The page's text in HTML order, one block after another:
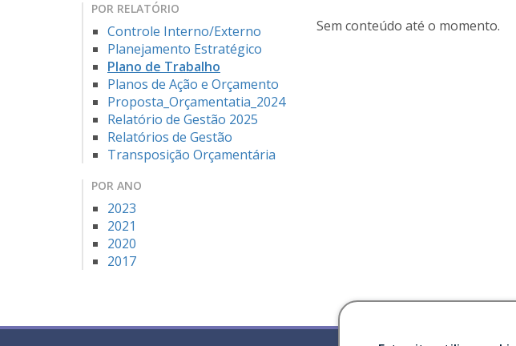
POR RELATÓRIO
Controle Interno/Externo
Planejamento Estratégico
Plano de Trabalho
Planos de Ação e Orçamento
Proposta_Orçamentatia_2024
Relatório de Gestão 2025
Relatórios de Gestão
Transposição Orçamentária
POR ANO
2023
2021
2020
2017
Sem conteúdo até o momento.